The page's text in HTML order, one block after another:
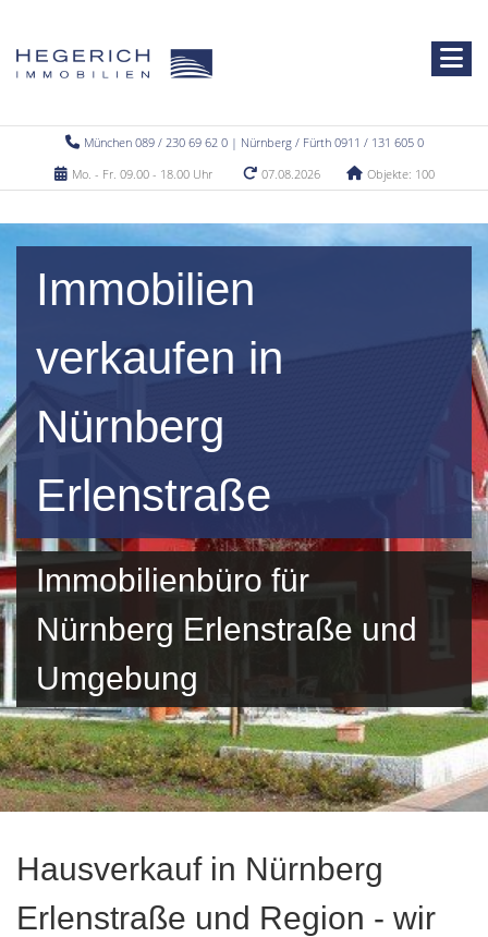
München 089 / 230 69 62 0 | Nürnberg / Fürth 0911 / 131 605 0
Mo. - Fr. 09.00 - 18.00 Uhr
07.08.2026 Objekte: 100
Immobilien
verkaufen in
Nürnberg
Erlenstraße
Immobilienbüro für
Nürnberg Erlenstraße und
Umgebung
Hausverkauf in Nürnberg
Erlenstraße und Region - wir